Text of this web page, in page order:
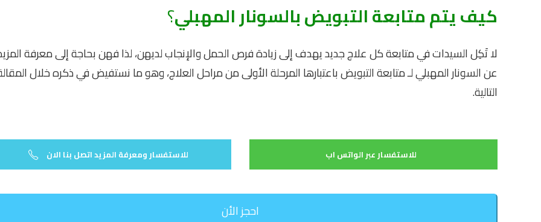
كيف يتممتابعة التبويضبالسونار المهبلي؟
لا تَكِل السيدات في متابعة كل علاج جديد يهدف إلى زيادة فرص الحمل والإنجاب لديهن، لذا فهن بحاجة إلى معرفة
عن السونار المهبلي لـمتابعة التبويضباعتبارها المرحلة الأولى من مراحل العلاج، وهو ما نستفيض في ذكره خلال
التالية.
للاستفسار ومعرفة المزيد اتصل بنا الان للاستفسار عبر الواتس اب
احجز الأن